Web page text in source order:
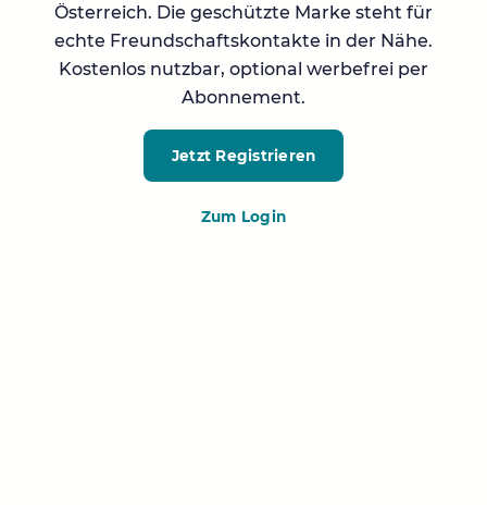
Österreich. Die geschützte Marke steht für
echte Freundschaftskontakte in der Nähe.
Kostenlos nutzbar, optional werbefrei per
Abonnement.
Jetzt Registrieren
Zum Login